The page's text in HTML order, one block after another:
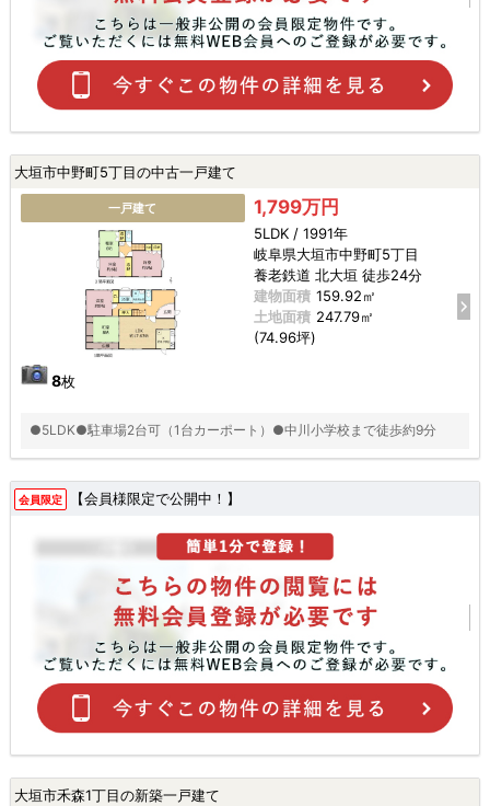
大垣市中野町5丁目の中古一戸建て
一戸建て
8枚
1,799万円
5LDK / 1991年
岐阜県大垣市中野町5丁目
養老鉄道 北大垣 徒歩24分
建物面積 159.92㎡
土地面積 247.79㎡
(74.96坪)
●5LDK●駐車場2台可（1台カーポート）●中川小学校まで徒歩約9分
会員限定 【会員様限定で公開中！】
大垣市禾森1丁目の新築一戸建て